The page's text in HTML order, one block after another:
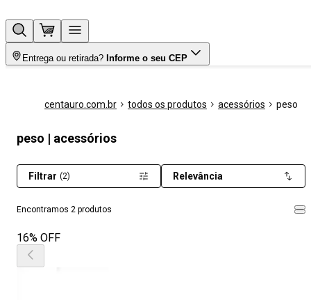
Entrega ou retirada? Informe o seu CEP
centauro.com.br todos os produtos acessórios peso
peso | acessórios
Encontramos 2 produtos
Filtrar (2) Relevância
16% OFF